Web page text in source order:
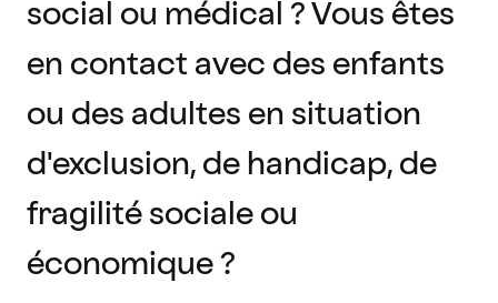
social ou médical ? Vous êtes
en contact avec des enfants
ou des adultes en situation
d'exclusion, de handicap, de
fragilité sociale ou
économique ?